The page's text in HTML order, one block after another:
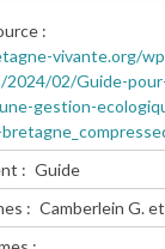
vivante.org/
02/Guide-
gestion-
Guide
Camberlein G.